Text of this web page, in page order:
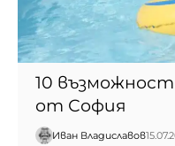
10
от София
Иван Владиславов